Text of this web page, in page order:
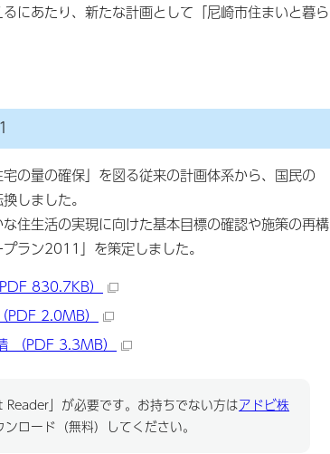
にあたり、新たな計画として「尼崎市住まいと暮ら
の量の確保」を図る従来の計画体系から、国民の
しました。
住生活の実現に向けた基本目標の確認や施策の再構
ラン2011」を策定しました。
830.7KB）
2.0MB）
（PDF 3.3MB）
」が必要です。お持ちでない方はアドビ株
ンロード（無料）してください。